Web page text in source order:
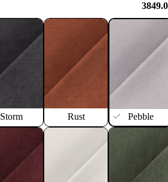
Storm Rust Pebble